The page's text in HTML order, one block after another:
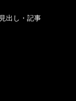
出し・記事